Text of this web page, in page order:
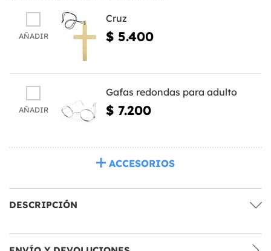
AÑADIR
Cruz
$ 5.400
AÑADIR
Gafas redondas para adulto
$ 7.200
ACCESORIOS
DESCRIPCIÓN